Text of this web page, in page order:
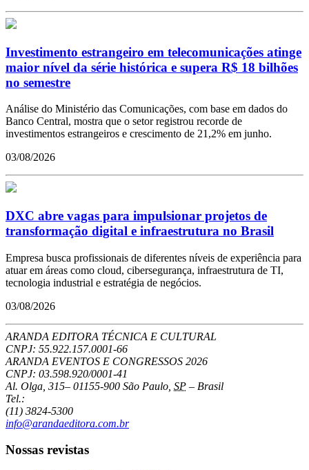
Investimento estrangeiro em telecomunicações atinge
maior nível da série histórica e supera R$ 18 bilhões
no semestre
Análise do Ministério das Comunicações, com base em dados do
Banco Central, mostra que o setor registrou recorde de
investimentos estrangeiros e crescimento de 21,2% em junho.
03/08/2026
DXC abre vagas para impulsionar projetos de
transformação digital e infraestrutura no Brasil
Empresa busca profissionais de diferentes níveis de experiência para
atuar em áreas como cloud, cibersegurança, infraestrutura de TI,
tecnologia industrial e estratégia de negócios.
03/08/2026
ARANDA EDITORA TÉCNICA E CULTURAL
CNPJ: 55.922.157.0001-66
ARANDA EVENTOS E CONGRESSOS 2026
CNPJ: 03.598.920/0001-41
Al. Olga, 315– 01155-900 São Paulo SP – Brasil
Tel.:
(11) 3824-5300
info@arandaeditora.com.br
Nossas revistas